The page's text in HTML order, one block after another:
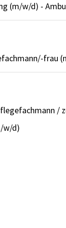
(m/w/d) -
frau
/
w/d)